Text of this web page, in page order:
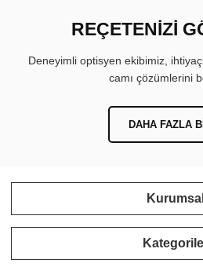
REÇETENİZİ
Deneyimli optisyen ekibimiz,
camı çözümlerini
DAHA FAZLA
Kurumsal